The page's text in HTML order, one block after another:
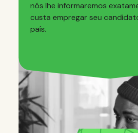
nós lhe informaremos
custa empregar seu
país.